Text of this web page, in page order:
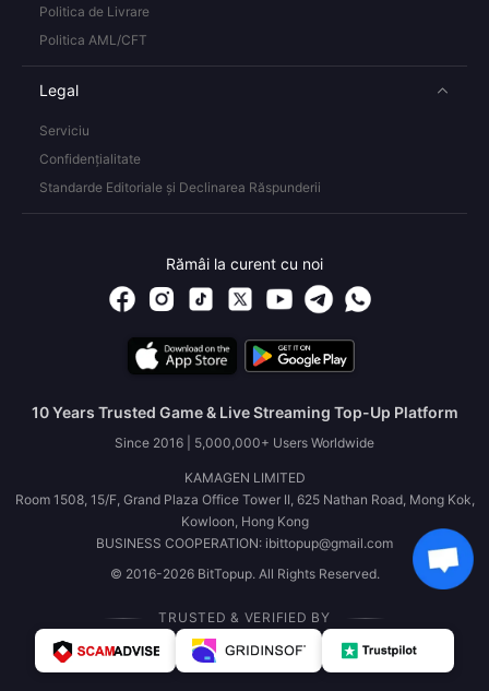
Politica de Livrare
Politica AML/CFT
Legal
Serviciu
Confidențialitate
Standarde Editoriale și Declinarea Răspunderii
Rămâi la curent cu noi
10 Years Trusted Game & Live Streaming Top-Up Platform
Since 2016 | 5,000,000+ Users Worldwide
KAMAGEN LIMITED
Room 1508, 15/F, Grand Plaza Office Tower II, 625 Nathan Road, Mong Kok,
Kowloon, Hong Kong
BUSINESS COOPERATION: ibittopup@gmail.com
© 2016-2026 BitTopup. All Rights Reserved.
TRUSTED & VERIFIED BY